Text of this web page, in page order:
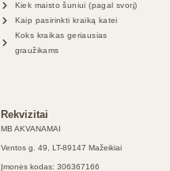
Kiek maisto šuniui (pagal svorį)
Kaip pasirinkti kraiką katei
Koks kraikas geriausias
graužikams
Rekvizitai
MB AKVANAMAI
Ventos g. 49, LT-89147 Mažeikiai
Įmonės kodas: 306367166